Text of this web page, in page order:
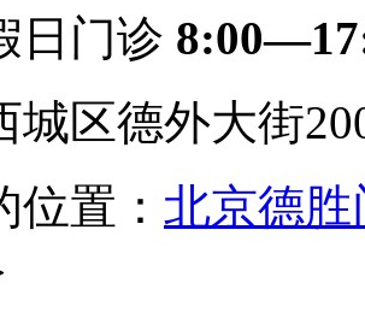
日门诊
城区德外大街
置： 北京德